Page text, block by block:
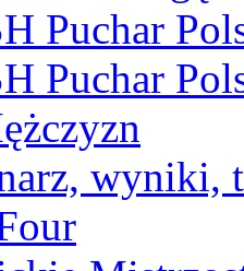
Puchar
Puchar
wyniki,